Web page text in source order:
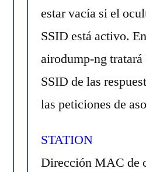
estar vacía si el
SSID está activo.
airodump-ng tratará
SSID de las
las peticiones de
STATION
Dirección MAC de